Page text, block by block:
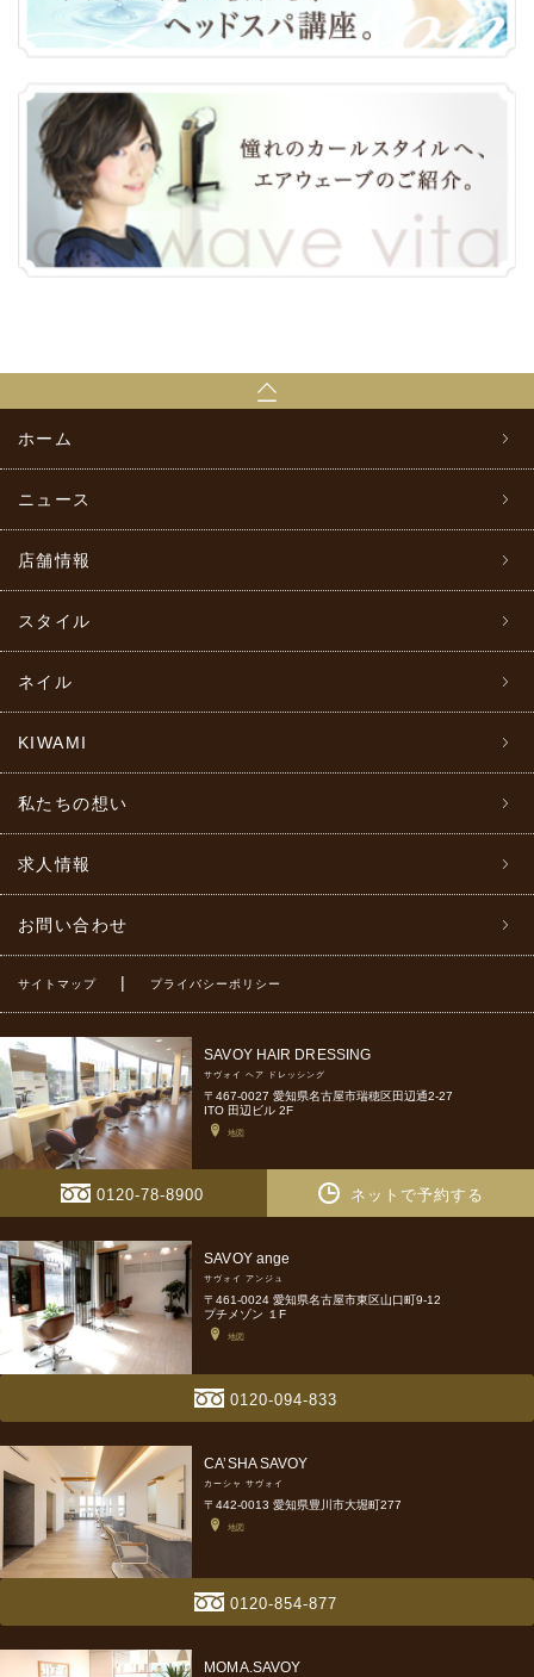
ホーム
ニュース
店舗情報
スタイル
ネイル
KIWAMI
私たちの想い
求人情報
お問い合わせ
サイトマップ | プライバシーポリシー
SAVOY HAIR DRESSING
サヴォイ ヘア ドレッシング
〒467-0027 愛知県名古屋市瑞穂区田辺通2-27
ITO 田辺ビル 2F
地図
0120-78-8900 ネットで予約する
SAVOY ange
サヴォイ アンジュ
〒461-0024 愛知県名古屋市東区山口町9-12
プチメゾン １F
地図
0120-094-833
CA’SHA SAVOY
カーシャ サヴォイ
〒442-0013 愛知県豊川市大堀町277
地図
0120-854-877
MOMA.SAVOY